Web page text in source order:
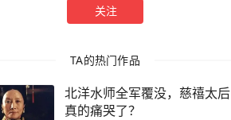
关注
TA的热门作品
北洋水师全军覆没，慈禧太后
真的痛哭了？